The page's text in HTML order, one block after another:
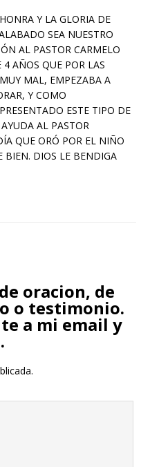
Y LA GLORIA DE
SEA NUESTRO
AL PASTOR CARMELO
AÑOS QUE POR LAS
MAL, EMPEZABA A
Y COMO
ESTE TIPO DE
AL PASTOR
QUE ORÓ POR EL NIÑO
BIEN. DIOS LE BENDIGA
oracion, de
o testimonio.
a mi email y